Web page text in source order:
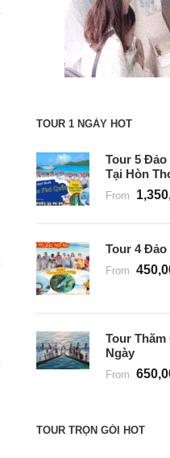
TOUR 1 NGÀY HOT
Tour 5 Đảo
Tại Hòn
From
Tour 4 Đảo
From
Tour Thăm
Ngày
From
TOUR TRỌN GÓI HOT